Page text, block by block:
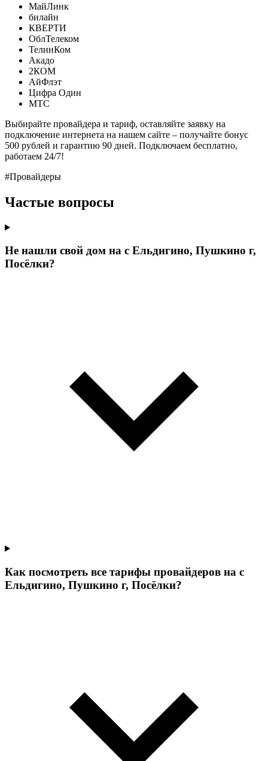
МайЛинк
билайн
КВЕРТИ
ОблТелеком
ТелинКом
Акадо
2КОМ
АйФлэт
Цифра Один
МТС
Выбирайте провайдера и тариф, оставляйте заявку на
подключение интернета на нашем сайте – получайте бонус
500 рублей и гарантию 90 дней. Подключаем бесплатно,
работаем 24/7!
#Провайдеры
Частые вопросы
Не нашли свой дом на с Ельдигино, Пушкино г,
Посёлки?
Как посмотреть все тарифы провайдеров на с
Ельдигино, Пушкино г, Посёлки?